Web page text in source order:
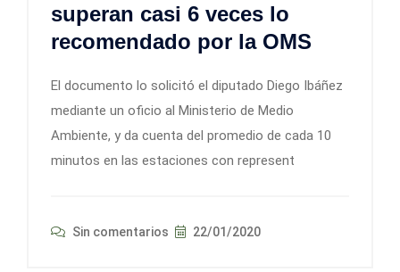
superan casi 6 veces lo
recomendado por la OMS
El documento lo solicitó el diputado Diego Ibáñez
mediante un oficio al Ministerio de Medio
Ambiente, y da cuenta del promedio de cada 10
minutos en las estaciones con represent
Sin comentarios 22/01/2020